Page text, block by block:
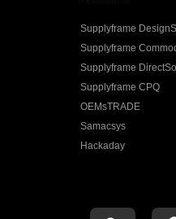
Supplyframe
Supplyframe
Supplyframe
Supplyframe CPQ
OEMsTRADE
Samacsys
Hackaday